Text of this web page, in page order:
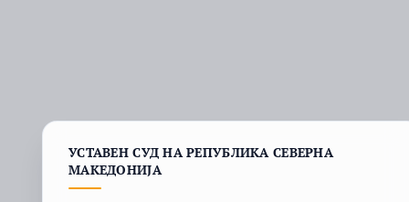
УСТАВЕН СУД НА РЕПУБЛИКА СЕВЕРНА
МАКЕДОНИЈА